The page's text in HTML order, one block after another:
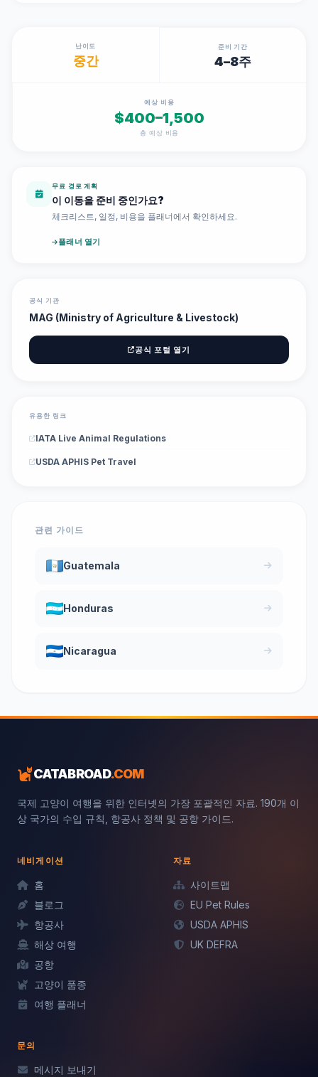
난이도
중간
준비 기간
4–8주
예상 비용
$400–1,500
총 예상 비용
무료 경로 계획
이 이동을 준비 중인가요?
체크리스트, 일정, 비용을 플래너에서 확인하세요.
플래너 열기
공식 기관
MAG (Ministry of Agriculture & Livestock)
공식 포털 열기
유용한 링크
IATA Live Animal Regulations
USDA APHIS Pet Travel
관련 가이드
Guatemala
Honduras
Nicaragua
CATABROAD.COM
국제 고양이 여행을 위한 인터넷의 가장 포괄적인 자료. 190개 이
상 국가의 수입 규칙, 항공사 정책 및 공항 가이드.
네비게이션
홈
블로그
항공사
해상 여행
공항
고양이 품종
여행 플래너
자료
사이트맵
EU Pet Rules
USDA APHIS
UK DEFRA
문의
메시지 보내기